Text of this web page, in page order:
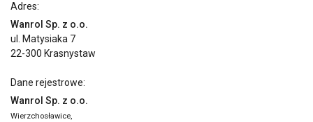
Adres:
Wanrol Sp. z o.o.
ul. Matysiaka 7
22-300 Krasnystaw
Dane rejestrowe:
Wanrol Sp. z o.o.
Wierzchosławice,